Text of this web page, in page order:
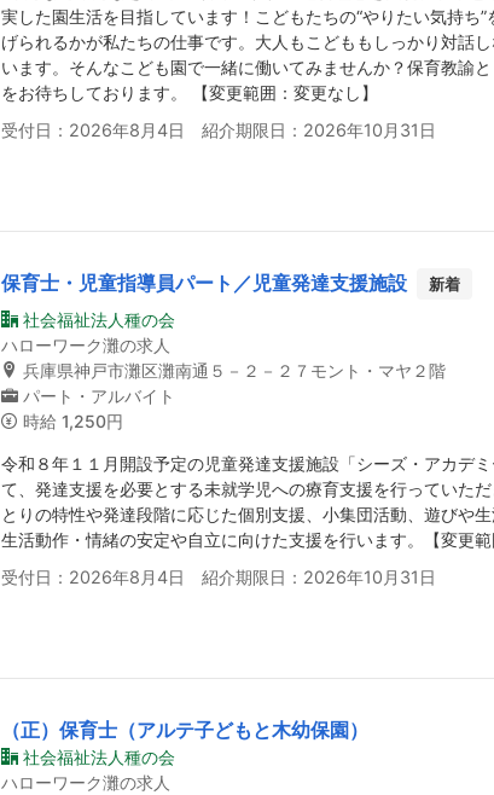
実した園生活を目指しています！こどもたちの“やりたい気持ち
げられるかが私たちの仕事です。大人もこどももしっかり対話
います。そんなこども園で一緒に働いてみませんか？保育教諭
をお待ちしております。 【変更範囲：変更なし】
受付日：2026年8月4日 紹介期限日：2026年10月31日
保育士・児童指導員パート／児童発達支援施設 新着
社会福祉法人種の会
ハローワーク灘の求人
兵庫県神戸市灘区灘南通５－２－２７モント・マヤ２階
パート・アルバイト
時給 1,250円
令和８年１１月開設予定の児童発達支援施設「シーズ・アカデ
て、発達支援を必要とする未就学児への療育支援を行っていた
とりの特性や発達段階に応じた個別支援、小集団活動、遊びや
生活動作・情緒の安定や自立に向けた支援を行います。【変更範
受付日：2026年8月4日 紹介期限日：2026年10月31日
（正）保育士（アルテ子どもと木幼保園）
社会福祉法人種の会
ハローワーク灘の求人